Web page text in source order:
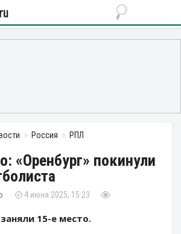
Россия РПЛ
«Оренбург» покинули
4 июня 2025, 15:23
15-е место.